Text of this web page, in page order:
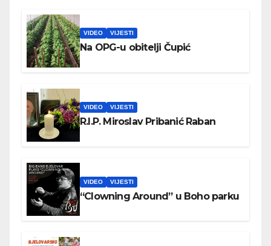
VIDEO VIJESTI
Na OPG-u obitelji Čupić
VIDEO VIJESTI
R.I.P. Miroslav Pribanić Raban
VIDEO VIJESTI
“Clowning Around” u Boho parku